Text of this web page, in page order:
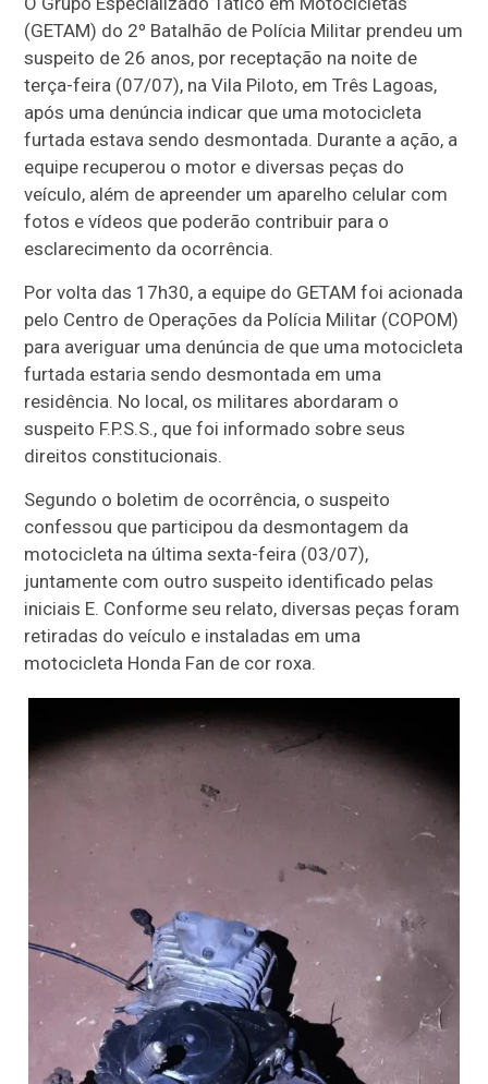
(GETAM) do 2º Batalhão de Polícia Militar prendeu um
suspeito de 26 anos, por receptação na noite de
terça-feira (07/07), na Vila Piloto, em Três Lagoas,
após uma denúncia indicar que uma motocicleta
furtada estava sendo desmontada. Durante a ação, a
equipe recuperou o motor e diversas peças do
veículo, além de apreender um aparelho celular com
fotos e vídeos que poderão contribuir para o
esclarecimento da ocorrência.
Por volta das 17h30, a equipe do GETAM foi acionada
pelo Centro de Operações da Polícia Militar (COPOM)
para averiguar uma denúncia de que uma motocicleta
furtada estaria sendo desmontada em uma
residência. No local, os militares abordaram o
suspeito F.P.S.S., que foi informado sobre seus
direitos constitucionais.
Segundo o boletim de ocorrência, o suspeito
confessou que participou da desmontagem da
motocicleta na última sexta-feira (03/07),
juntamente com outro suspeito identificado pelas
iniciais E. Conforme seu relato, diversas peças foram
retiradas do veículo e instaladas em uma
motocicleta Honda Fan de cor roxa.